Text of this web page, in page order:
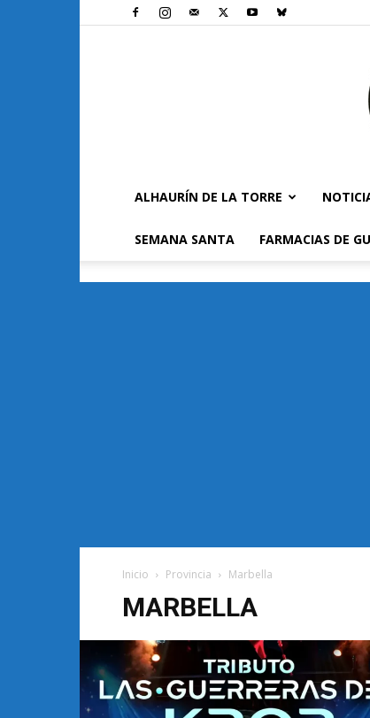
ALHAURÍN DE LA TORRE
SEMANA SANTA FARMACIAS DE
Inicio Provincia Marbella
MARBELLA